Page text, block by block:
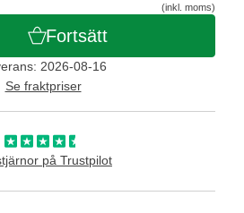
(inkl. moms)
Fortsätt
2026-08-16
Se fraktpriser
på Trustpilot